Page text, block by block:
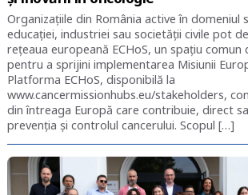
Organizațiile din România active în domeniul
educației, industriei sau societății civile pot
rețeaua europeană ECHoS, un spațiu
pentru a sprijini implementarea Misiunii
Platforma ECHoS, disponibilă la
www.cancermissionhubs.eu/stakeholders,
din întreaga Europă care contribuie, direct
prevenția și controlul cancerului. Scopul […]